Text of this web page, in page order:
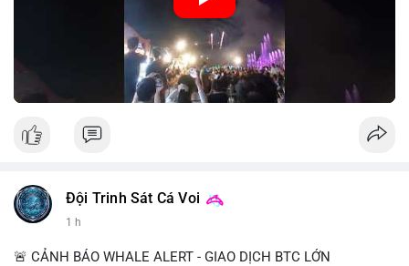
🎥 Xem video trực tiếp tại:
Nguồn: Đồng Tâm
Đội Trinh Sát Cá Voi
1 h
🚨 CẢNH BÁO WHALE ALERT - GIAO DỊCH BTC LỚN